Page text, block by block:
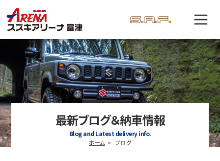
最新ブログ＆納車情報
Blog and Latest delivery info.
ホーム ブログ